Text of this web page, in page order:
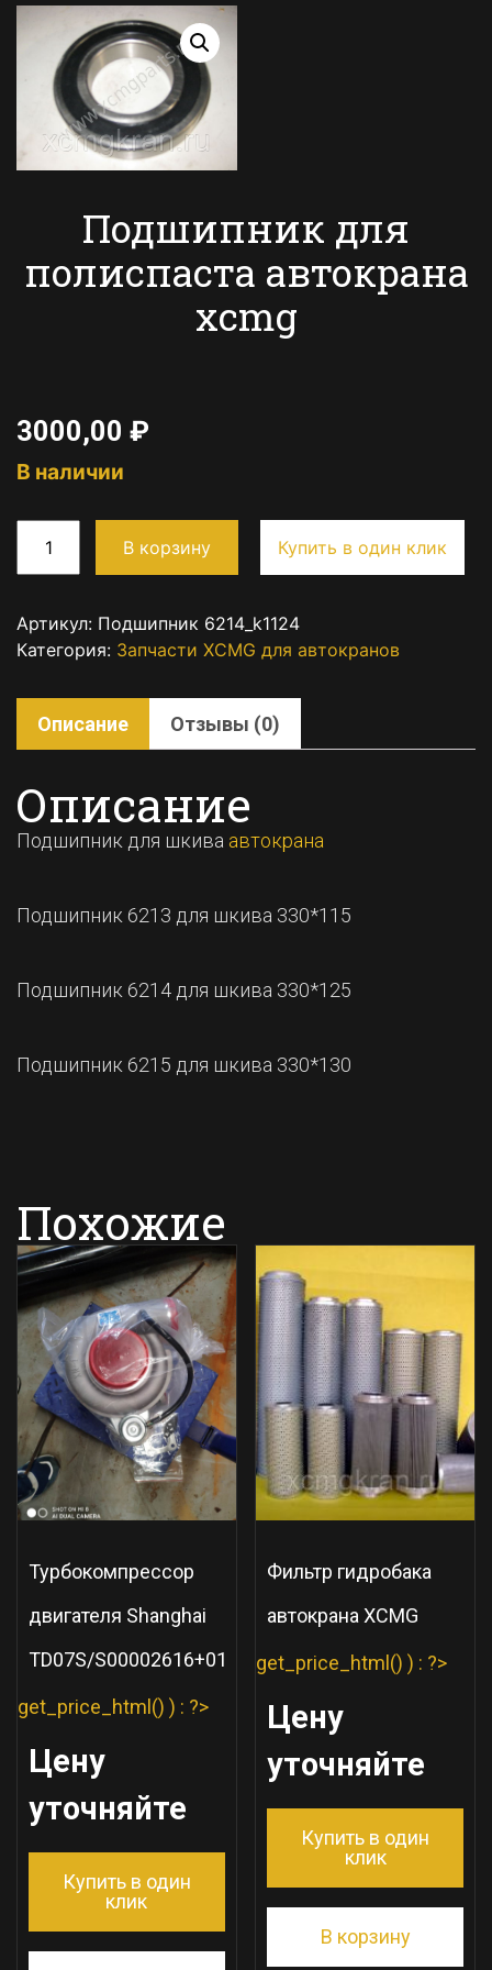
Подшипник для
полиспаста автокрана
xcmg
3000,00 ₽
В наличии
В корзину Купить в один клик
Артикул: Подшипник 6214_k1124
Категория: Запчасти XCMG для автокранов
Описание Отзывы (0)
Описание
Подшипник для шкива автокрана
Подшипник 6213 для шкива 330*115
Подшипник 6214 для шкива 330*125
Подшипник 6215 для шкива 330*130
Похожие
Турбокомпрессор
двигателя Shanghai
TD07S/S00002616+01
get_price_html() ) : ?>
Цену
уточняйте
Купить в один
клик
Фильтр гидробака
автокрана XCMG
get_price_html() ) : ?>
Цену
уточняйте
Купить в один
клик
В корзину